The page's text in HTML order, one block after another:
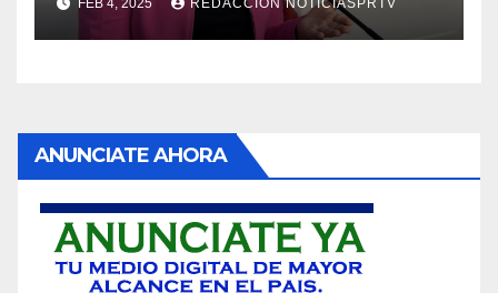
FEB 4, 2025 REDACCION NOTICIASPRTV
ANUNCIATE AHORA